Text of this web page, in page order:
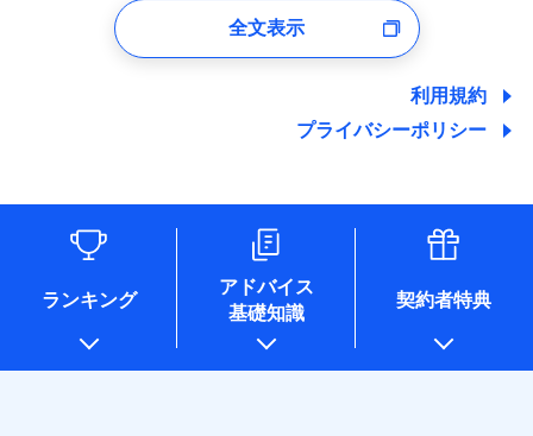
ユーザー登録受付および、管理のため
しくは委託を受けている保険会社・提携会社の保険その他に
関する情報を提供し、金融商品等の契約を勧奨するため、ま
た維持管理等の委託業務遂行のため、またそれらに付帯、関
情報を取引のある他の保険会社の商品・サービスをご提案す
るために利用させていただくことがあります。）
各種セミナーの開催のため
コンサルティングサービスの実施のため
アンケートやキャンペーン等の実施のため
上記に係る案内・手続き・管理等付帯業務を行うため
* 当社が委託を受けている保険会社の情報は、保険会社のホ
ームページに掲載しておりますので、ご確認ください。
全文表示
利用規約
プライバシーポリシー
ランキング
アドバイス
基礎知識
契約者特典